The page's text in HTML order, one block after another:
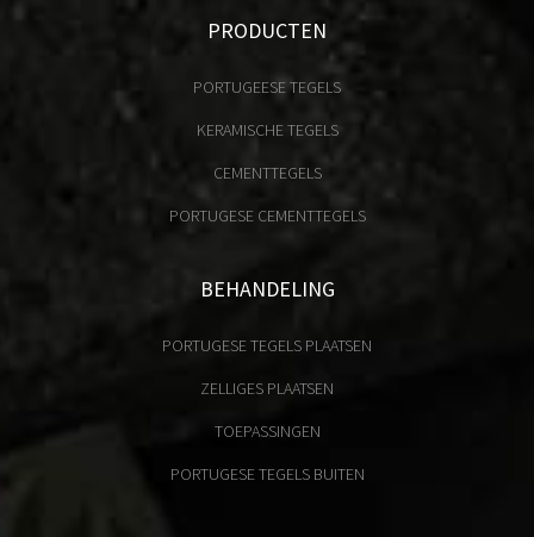
PRODUCTEN
PORTUGEESE TEGELS
KERAMISCHE TEGELS
CEMENTTEGELS
PORTUGESE CEMENTTEGELS
BEHANDELING
PORTUGESE TEGELS PLAATSEN
ZELLIGES PLAATSEN
TOEPASSINGEN
PORTUGESE TEGELS BUITEN